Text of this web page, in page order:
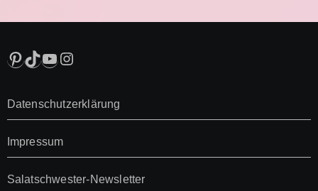
Pinterest
TikTok
YouTube
Instagram
Datenschutzerklärung
Impressum
Salatschwester-Newsletter